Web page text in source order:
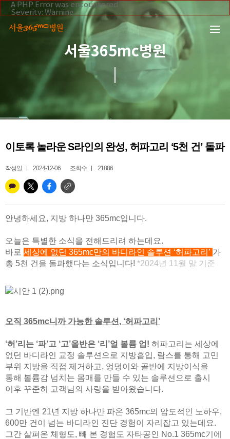
A PHP Error was encountered
Severity: Warning
Message: Invalid argument supplied for foreach()
Filename: _inc/header_body.php
Line Number: 108
/home/suction/public_html/application/views/mobile/
Line: 108
Function: _error_handler
/home/suction/public_html/application/views/mobile/
Line: 295
Function: include
File:
/home/suction/public_html/application/core/
File:
/home/suction/public_html/application/controllers/
Function: view_print
File: /home/suction/public_html/index.php
Line: 327
Function: require_once
본문 바로가기
서울365mc병원
이토록 놀라운 S라인의 완성, 허파고리 ‘5천 건’ 돌파
작성일 2024-12-06 조회수 21886
안녕하세요, 지방 하나만 365mc입니다.
오늘은 특별한 소식을 전해드리려 하는데요.
바로 세상에 없던 365mc만의 바디라인 솔루션 ‘허파고리’ 가
총 5천 건을 돌파했다는 소식입니다! *2024년 11월 말 기준
오직 365mc니까 가능한 솔루션, ‘허파고리’
‘허’리는 ‘파’고 ‘고’올반은 ‘리’얼 볼륨 업! 허파고리는 세상에
없던 바디라인 교정 솔루션으로 지방흡입, 람스를 통해 고민
부위 지방을 직접 제거하고, 엉덩이와 골반에 지방이식을
통해 볼륨감 넘치는 몸매를 만들 수 있는 솔루션으로 출시
이후 꾸준히 고객님의 사랑을 받아왔습니다.
그 기반엔 21년 지방 하나만 파온 365mc의 압도적인 노하우,
600만 건이 넘는 바디라인 진단 경험이 자리잡고 있는데요.
그간 살펴온 체형도, 빼 본 경험도 자타공인 No.1 365mc기에